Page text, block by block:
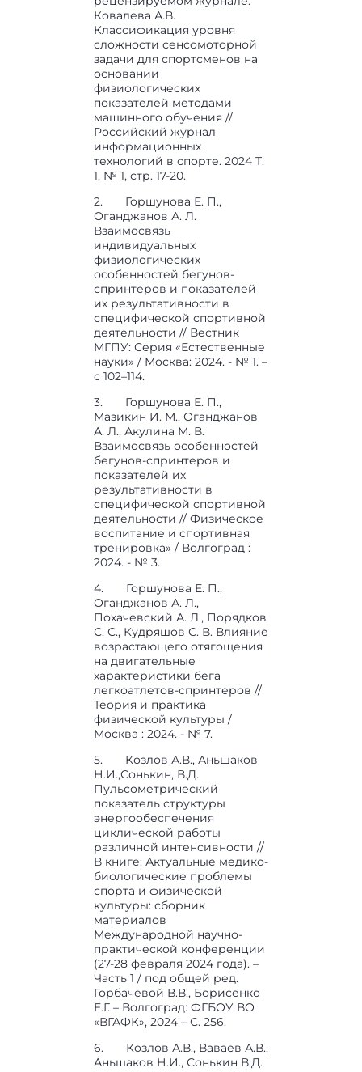
Ковалева А.В.
Классификация уровня
сложности сенсомоторной
задачи для спортсменов на
основании
физиологических
показателей методами
машинного обучения //
Российский журнал
информационных
технологий в спорте. 2024 Т.
1, № 1, стр. 17-20.
2. Горшунова Е. П.,
Оганджанов А. Л.
Взаимосвязь
индивидуальных
физиологических
особенностей бегунов-
спринтеров и показателей
их результативности в
специфической спортивной
деятельности // Вестник
МГПУ: Серия «Естественные
науки» / Москва: 2024. - № 1. –
с 102–114.
3. Горшунова Е. П.,
Мазикин И. М., Оганджанов
А. Л., Акулина М. В.
Взаимосвязь особенностей
бегунов-спринтеров и
показателей их
результативности в
специфической спортивной
деятельности // Физическое
воспитание и спортивная
тренировка» / Волгоград :
2024. - № 3.
4. Горшунова Е. П.,
Оганджанов А. Л.,
Похачевский А. Л., Порядков
С. С., Кудряшов С. В. Влияние
возрастающего отягощения
на двигательные
характеристики бега
легкоатлетов-спринтеров //
Теория и практика
физической культуры /
Москва : 2024. - № 7.
5. Козлов А.В., Аньшаков
Н.И.,Сонькин, В.Д.
Пульсометрический
показатель структуры
энергообеспечения
циклической работы
различной интенсивности //
В книге: Актуальные медико-
биологические проблемы
спорта и физической
культуры: сборник
материалов
Международной научно-
практической конференции
(27-28 февраля 2024 года). –
Часть 1 / под общей ред.
Горбачевой В.В., Борисенко
Е.Г. – Волгоград: ФГБОУ ВО
«ВГАФК», 2024 – С. 256.
6. Козлов А.В., Ваваев А.В.,
Аньшаков Н.И., Сонькин В.Д.